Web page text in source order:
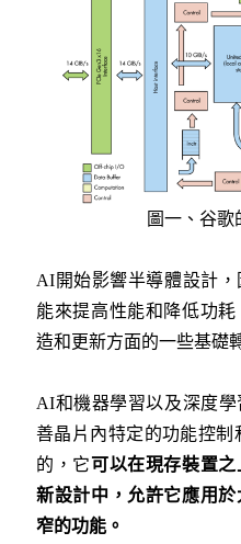
圖一、谷歌
AI開始影響半導體設計
能來提高性能和降低功
造和更新方面的一些基礎
AI和機器學習以及深度
善晶片內特定的功能控制
的，它可以在現存裝置之
新設計中，允許它應用
窄的功能。